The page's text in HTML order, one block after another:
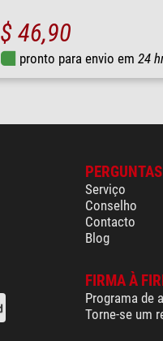
$ 46,90
pronto para envio em 24
PERGUNTAS
Serviço
Conselho
Contacto
Blog
FIRMA À
Programa de
Torne-se um